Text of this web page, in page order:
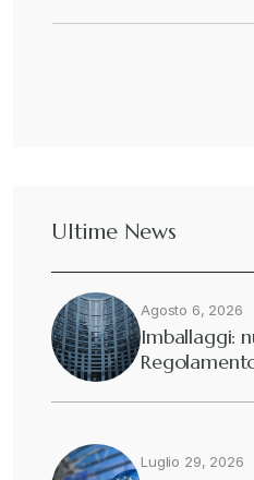
Ultime News
Agosto 6, 2026
Imballaggi:
Luglio 29, 2026